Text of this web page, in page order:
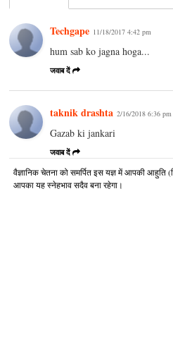
Techgape 11/18/2017 4:42 pm
hum sab ko jagna hoga...
जवाब दें
taknik drashta 2/16/2018 6:36 pm
Gazab ki jankari
जवाब दें
वैज्ञानिक चेतना को समर्पित इस यज्ञ में आपकी आहुति
आपका यह स्नेहभाव सदैव बना रहेगा।